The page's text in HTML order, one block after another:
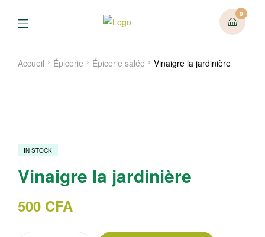
0
Menu
Accueil Épicerie Épicerie salée Vinaigre la jardinière
IN STOCK
Vinaigre la jardinière
500 CFA